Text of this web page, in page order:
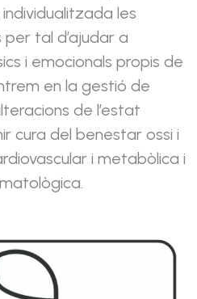
les
tal d’ajudar a
i emocionals propis de
en la gestió de
de l’estat
cura del benestar ossi i
i metabòlica i